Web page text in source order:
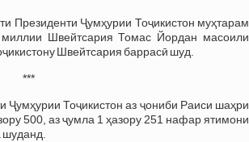
Президенти Ҷумҳурии Тоҷикистон муҳтарам
Швейтсария Томас Йордан масоили
Швейтсария баррасӣ шуд.
***
Тоҷикистон аз ҷониби Раиси шаҳри
500, аз ҷумла 1 ҳазору 251 нафар ятимони